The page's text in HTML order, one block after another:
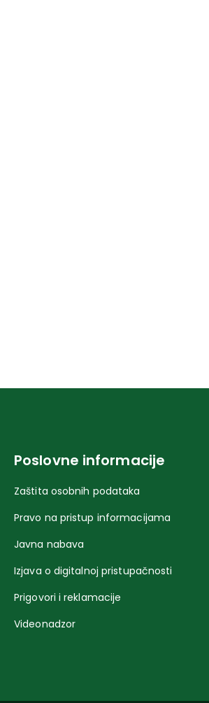
Poslovne informacije
Zaštita osobnih podataka
Pravo na pristup informacijama
Javna nabava
Izjava o digitalnoj pristupačnosti
Prigovori i reklamacije
Videonadzor